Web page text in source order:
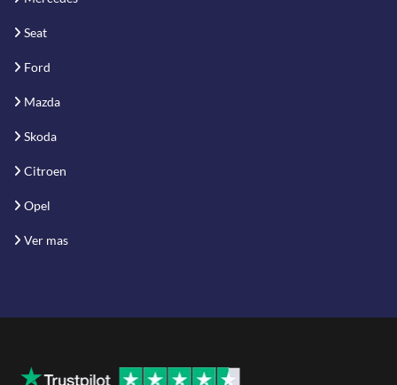
Seat
Ford
Mazda
Skoda
Citroen
Opel
Ver mas